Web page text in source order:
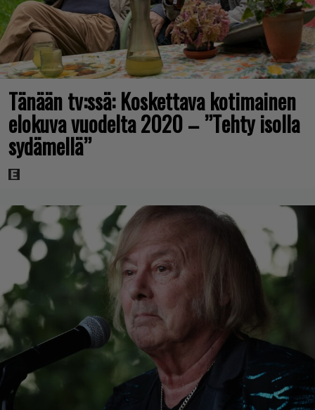
Tänään tv:ssä: Koskettava kotimainen
elokuva vuodelta 2020 – ”Tehty isolla
sydämellä”